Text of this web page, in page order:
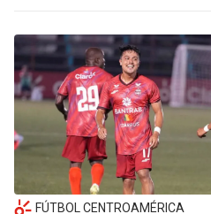
FÚTBOL CENTROAMÉRICA